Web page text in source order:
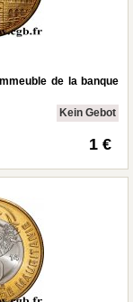
de la banque
Kein Gebot
1 €